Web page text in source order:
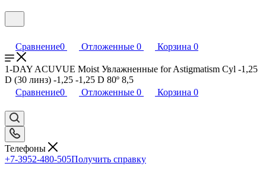
Сравнение0 Отложенные 0 Корзина 0
1-DAY ACUVUE Moist Увлажненные for Astigmatism Cyl -1,25
D (30 линз) -1,25 -1,25 D 80º 8,5
Сравнение0 Отложенные 0 Корзина 0
Телефоны
+7-3952-480-505Получить справку